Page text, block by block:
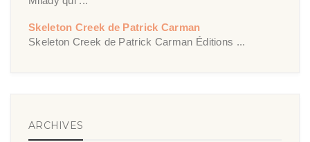
Skeleton Creek de Patrick Carman
Skeleton Creek de Patrick Carman Éditions ...
ARCHIVES